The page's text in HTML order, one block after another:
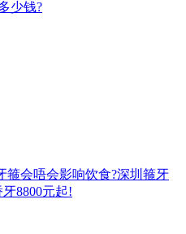
少钱?
箍会唔会影响饮食?深圳箍牙
8800元起!